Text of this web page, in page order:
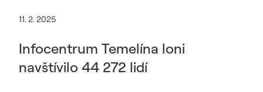
11. 2. 2025
Infocentrum Temelína loni
navštívilo 44 272 lidí